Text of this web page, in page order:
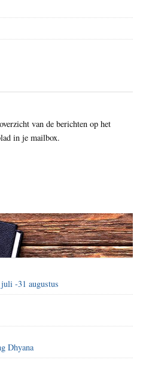
meer
van de berichten op het
in je mailbox.
-31 augustus
Dhyana